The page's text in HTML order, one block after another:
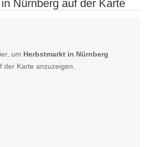
Nürnberg auf der Karte
um Herbstmarkt in Nürnberg
der Karte anzuzeigen.